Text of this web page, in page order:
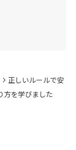
正しいルールで安
方を学びました